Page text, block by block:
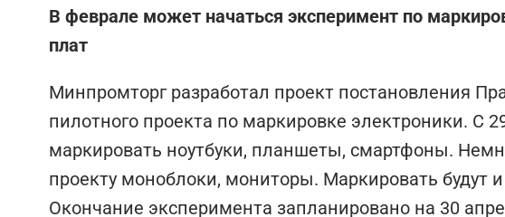
В феврале может начаться эксперимент по
плат
Минпромторг разработал проект постановления
пилотного проекта по маркировке электроники. С
маркировать ноутбуки, планшеты, смартфоны.
проекту моноблоки, мониторы. Маркировать будут
Окончание эксперимента запланировано на 30